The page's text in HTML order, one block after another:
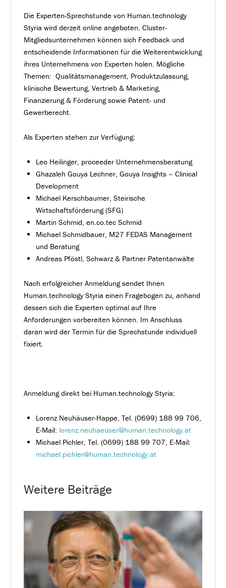
Die Experten-Sprechstunde von Human.technology
Styria wird derzeit online angeboten. Cluster-
Mitgliedsunternehmen können sich Feedback und
entscheidende Informationen für die Weiterentwicklung
ihres Unternehmens von Experten holen. Mögliche
Themen: Qualitätsmanagement, Produktzulassung,
klinische Bewertung, Vertrieb & Marketing,
Finanzierung & Förderung sowie Patent- und
Gewerberecht.
Als Experten stehen zur Verfügung:
Leo Heilinger, proceeder Unternehmensberatung
Ghazaleh Gouya Lechner, Gouya Insights – Clinical
Development
Michael Kerschbaumer, Steirische
Wirtschaftsförderung (SFG)
Martin Schmid, en.co.tec Schmid
Michael Schmidbauer, M27 FEDAS Management
und Beratung
Andreas Pföstl, Schwarz & Partner Patentanwälte
Nach erfolgreicher Anmeldung sendet Ihnen
Human.technology Styria einen Fragebogen zu, anhand
dessen sich die Experten optimal auf Ihre
Anforderungen vorbereiten können. Im Anschluss
daran wird der Termin für die Sprechstunde individuell
fixiert.
Anmeldung direkt bei Human.technology Styria:
Lorenz Neuhäuser-Happe, Tel. (0699) 188 99 706,
E-Mail: lorenz.neuhaeuser@human.technology.at
Michael Pichler, Tel. (0699) 188 99 707, E-Mail:
michael.pichler@human.technology.at
Weitere Beiträge